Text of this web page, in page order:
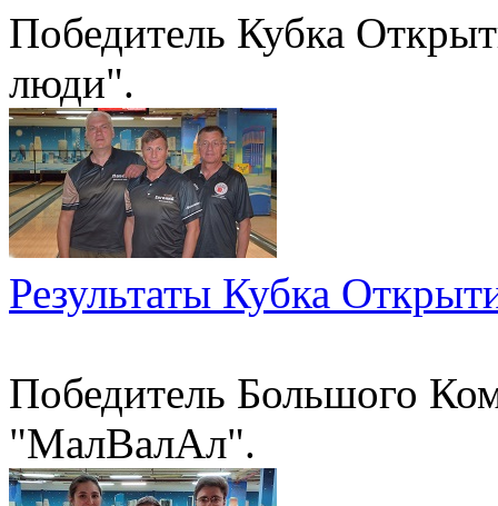
Победитель Кубка
люди".
Результаты Кубка
Победитель Большого
"МалВалАл".